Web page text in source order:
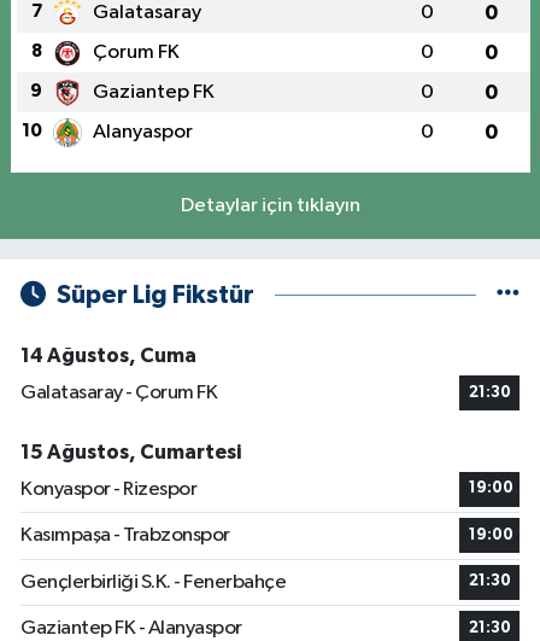
7 Galatasaray 0 0
8 Çorum FK 0 0
9 Gaziantep FK 0 0
10 Alanyaspor 0 0
Detaylar için tıklayın
Süper Lig Fikstür
14 Ağustos, Cuma
Galatasaray - Çorum FK
21:30
15 Ağustos, Cumartesi
Konyaspor - Rizespor
19:00
Kasımpaşa - Trabzonspor 19:00
Gençlerbirliği S.K. - Fenerbahçe 21:30
Gaziantep FK - Alanyaspor 21:30